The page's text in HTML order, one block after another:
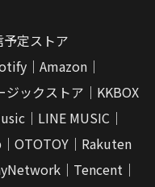
定ストア
｜Amazon｜
ックストア｜KKBOX
｜LINE MUSIC｜
OTOTOY｜Rakuten
｜Tencent｜